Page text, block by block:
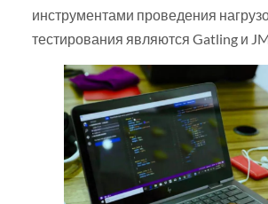
инструментами проведения
тестирования являются Gatling и